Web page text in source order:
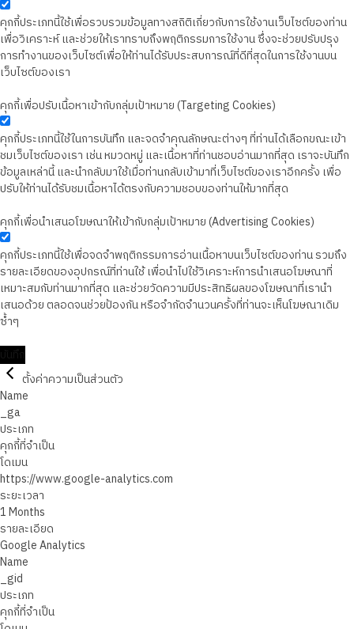
คุกกี้ประเภทนี้ใช้เพื่อรวบรวมข้อมูลทางสถิติเกี่ยวกับการใช้งานเว็บไซต์ของท่าน
เพื่อวิเคราะห์ และช่วยให้เราทราบถึงพฤติกรรมการใช้งาน ซึ่งจะช่วยปรับปรุง
การทำงานของเว็บไซต์เพื่อให้ท่านได้รับประสบการณ์ที่ดีที่สุดในการใช้งานบน
เว็บไซต์ของเรา
คุกกี้เพื่อปรับเนื้อหาเข้ากับกลุ่มเป้าหมาย (Targeting Cookies)
คุกกี้ประเภทนี้ใช้ในการบันทึก และจดจำคุณลักษณะต่างๆ ที่ท่านได้เลือกขณะเข้า
ชมเว็บไซต์ของเรา เช่น หมวดหมู่ และเนื้อหาที่ท่านชอบอ่านมากที่สุด เราจะบันทึก
ข้อมูลเหล่านี้ และนำกลับมาใช้เมื่อท่านกลับเข้ามาที่เว็บไซต์ของเราอีกครั้ง เพื่อ
ปรับให้ท่านได้รับชมเนื้อหาได้ตรงกับความชอบของท่านให้มากที่สุด
คุกกี้เพื่อนำเสนอโฆษณาให้เข้ากับกลุ่มเป้าหมาย (Advertising Cookies)
คุกกี้ประเภทนี้ใช้เพื่อจดจำพฤติกรรมการอ่านเนื้อหาบนเว็บไซต์ของท่าน รวมถึง
รายละเอียดของอุปกรณ์ที่ท่านใช้ เพื่อนำไปใช้วิเคราะห์การนำเสนอโฆษณาที่
เหมาะสมกับท่านมากที่สุด และช่วยวัดความมีประสิทธิผลของโฆษณาที่เรานำ
เสนอด้วย ตลอดจนช่วยป้องกัน หรือจำกัดจำนวนครั้งที่ท่านจะเห็นโฆษณาเดิม
ซ้ำๆ
ตั้งค่าความเป็นส่วนตัว
Name
_ga
ประเภท
คุกกี้ที่จำเป็น
โดเมน
https://www.google-analytics.com
ระยะเวลา
1 Months
รายละเอียด
Google Analytics
Name
_gid
ประเภท
คุกกี้ที่จำเป็น